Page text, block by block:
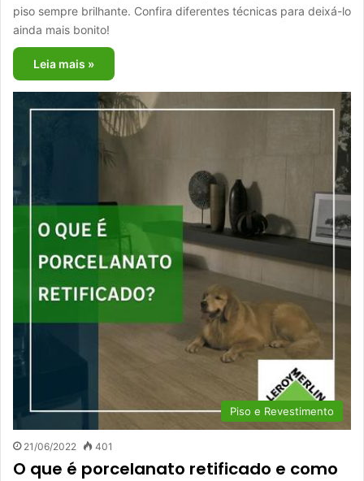
piso sempre brilhante. Confira diferentes técnicas para deixá-lo
ainda mais bonito!
Leia mais »
Piso e Revestimento
21/06/2022 401
O que é porcelanato retificado e como